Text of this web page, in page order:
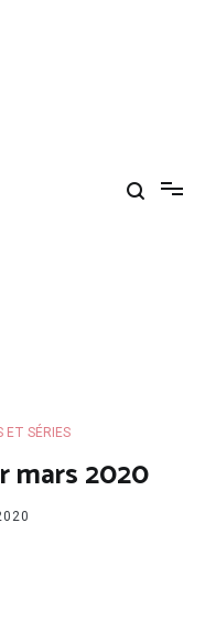
ET SÉRIES
mars 2020